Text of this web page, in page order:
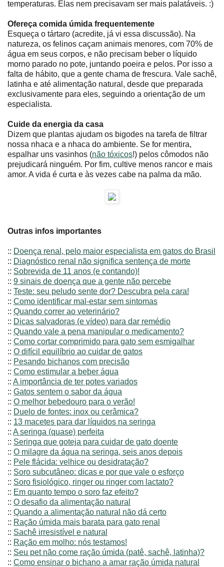
temperaturas. Elas nem precisavam ser mais palatáveis. :)
Ofereça comida úmida frequentemente
Esqueça o tártaro (acredite, já vi essa discussão). Na
natureza, os felinos caçam animais menores, com 70% de
água em seus corpos, e não precisam beber o líquido
morno parado no pote, juntando poeira e pelos. Por isso a
falta de hábito, que a gente chama de frescura. Vale sachê,
latinha e até alimentação natural, desde que preparada
exclusivamente para eles, seguindo a orientação de um
especialista.
Cuide da energia da casa
Dizem que plantas ajudam os bigodes na tarefa de filtrar
nossa nhaca e a nhaca do ambiente. Se for mentira,
espalhar uns vasinhos (não tóxicos!) pelos cômodos não
prejudicará ninguém. Por fim, cultive menos rancor e mais
amor. A vida é curta e às vezes cabe na palma da mão.
Outras infos importantes
:: Doença renal, pelo maior especialista em gatos do Brasil
:: Diagnóstico renal não significa sentença de morte
:: Sobrevida de 11 anos (e contando)!
:: 9 sinais de doença que a gente não percebe
:: Teste: seu peludo sente dor? Descubra pela cara!
:: Como identificar mal-estar sem sintomas
:: Quando correr ao veterinário?
:: Dicas salvadoras (e vídeo) para dar remédio
:: Quando vale a pena manipular o medicamento?
:: Como cortar comprimido para gato sem esmigalhar
:: O difícil equilíbrio ao cuidar de gatos
:: Pesando bichanos com precisão
:: Como estimular a beber água
:: A importância de ter potes variados
:: Gatos sentem o sabor da água
:: O melhor bebedouro para o verão!
:: Duelo de fontes: inox ou cerâmica?
:: 13 macetes para dar líquidos na seringa
:: A seringa (quase) perfeita
:: Seringa que goteja para cuidar de gato doente
:: O milagre da água na seringa, seis anos depois
:: Pele flácida: velhice ou desidratação?
:: Soro subcutâneo: dicas e por que vale o esforço
:: Soro fisiológico, ringer ou ringer com lactato?
:: Em quanto tempo o soro faz efeito?
:: O desafio da alimentação natural
:: Quando a alimentação natural não dá certo
:: Ração úmida mais barata para gato renal
:: Sachê irresistível e natural
:: Ração em molho: nós testamos!
:: Seu pet não come ração úmida (patê, sachê, latinha)?
:: Como ensinar o bichano a amar ração úmida natural